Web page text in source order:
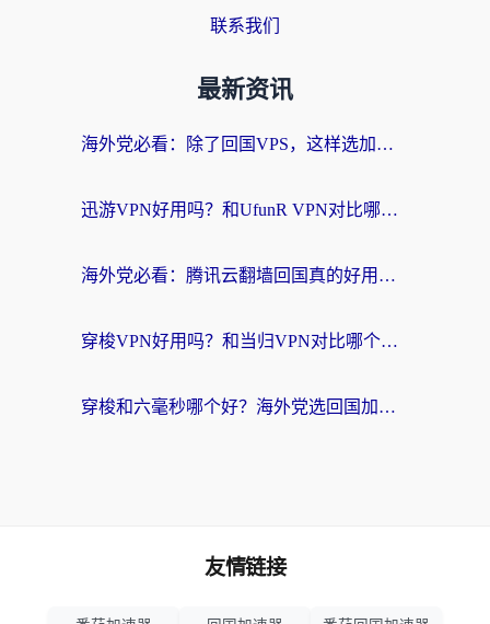
联系我们
最新资讯
海外党必看：除了回国VPS，这样选加速器也能无缝刷国内资源？
迅游VPN好用吗？和UfunR VPN对比哪个回国效果更好？海外党亲测避坑指南
海外党必看：腾讯云翻墙回国真的好用吗？+ 3步选对回国加速器指南
穿梭VPN好用吗？和当归VPN对比哪个回国效果更好？海外党亲测实用指南
穿梭和六毫秒哪个好？海外党选回国加速器的避坑指南，附番茄加速器实测
友情链接